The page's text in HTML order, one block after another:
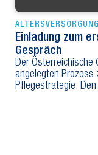
Einladung zum
Gespräch
Der Österreichische
angelegten Prozess
Pflegestrategie.